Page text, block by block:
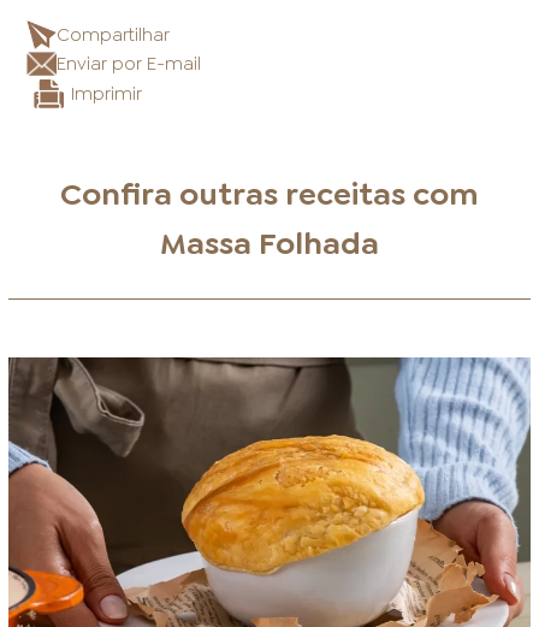
Compartilhar
Enviar por E-mail
Imprimir
Confira outras receitas com
Massa Folhada